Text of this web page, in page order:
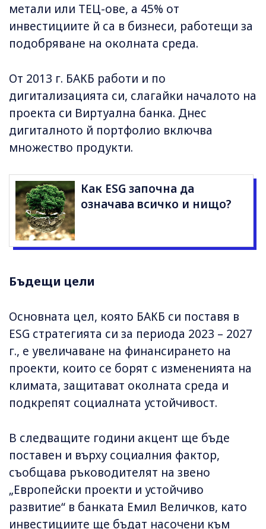
метали или ТЕЦ-ове, а 45% от
инвестициите й са в бизнеси, работещи за
подобряване на околната среда.
От 2013 г. БАКБ работи и по
дигитализацията си, слагайки началото на
проекта си Виртуална банка. Днес
дигиталното й портфолио включва
множество продукти.
Как ESG започна да
означава всичко и нищо?
Бъдещи цели
Основната цел, която БАКБ си поставя в
ESG стратегията си за периода 2023 – 2027
г., е увеличаване на финансирането на
проекти, които се борят с измененията на
климата, защитават околната среда и
подкрепят социалната устойчивост.
В следващите години акцент ще бъде
поставен и върху социалния фактор,
съобщава ръководителят на звено
„Европейски проекти и устойчиво
развитие“ в банката Емил Величков, като
инвестициите ще бъдат насочени към